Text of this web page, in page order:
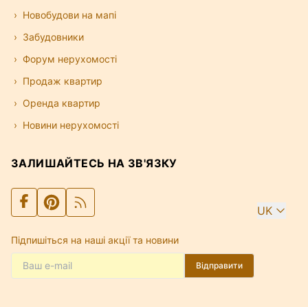
Новобудови на мапі
Забудовники
Форум нерухомості
Продаж квартир
Оренда квартир
Новини нерухомості
ЗАЛИШАЙТЕСЬ НА ЗВ'ЯЗКУ
UK
Підпишіться на наші акції та новини
Відправити